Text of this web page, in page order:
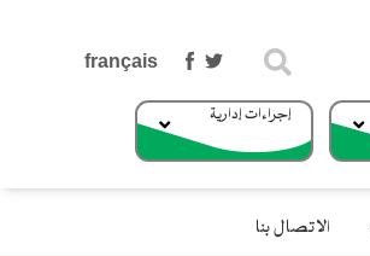
إجراءات إدارية
الاتصال بنا